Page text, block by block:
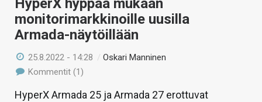
HyperX hyppää mukaan
monitorimarkkinoille uusilla
Armada-näytöillään
25.8.2022 - 14:28 /Oskari Manninen
Kommentit (1)
HyperX Armada 25 ja Armada 27 erottuvat